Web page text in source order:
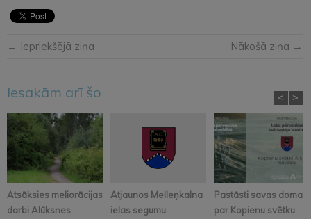
← Iepriekšējā ziņa Nākošā ziņa →
Iesakām arī šo
Atsāksies meliorācijas
darbi Alūksnes
Atjaunos Melleņkalna
ielas segumu
Pastāsti savas domas
par Kopienu svētku
< >